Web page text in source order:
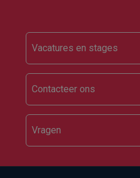
Footer
Vacatures en stages
Contacteer ons
Vragen